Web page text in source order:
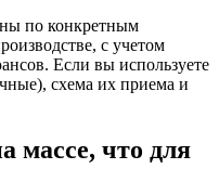
по конкретным
с учетом
Если вы используете
схема их приема и
массе, что для